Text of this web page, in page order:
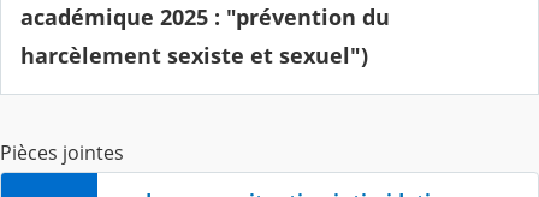
académique 2025 : "prévention du
harcèlement sexiste et sexuel")
Pièces jointes